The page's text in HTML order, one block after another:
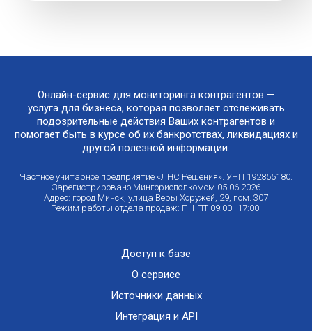
Онлайн-сервис для мониторинга контрагентов —
услуга для бизнеса, которая позволяет отслеживать
подозрительные действия Ваших контрагентов и
помогает быть в курсе об их банкротствах, ликвидациях и
другой полезной информации.
Частное унитарное предприятие «ЛНС Решения». УНП 192855180.
Зарегистрировано Мингорисполкомом 05.06.2026
Адрес: город Минск, улица Веры Хоружей, 29, пом. 307
Режим работы отдела продаж: ПН-ПТ 09:00–17:00.
Доступ к базе
О сервисе
Источники данных
Интеграция и API